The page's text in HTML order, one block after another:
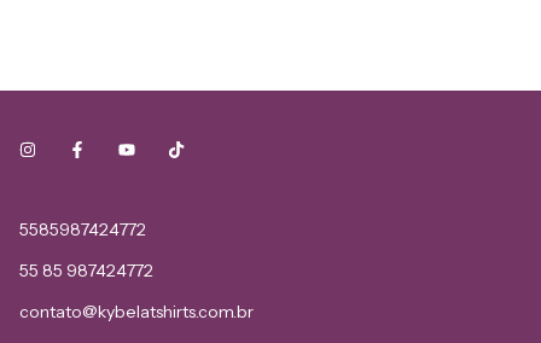
5585987424772
55 85 987424772
contato@kybelatshirts.com.br